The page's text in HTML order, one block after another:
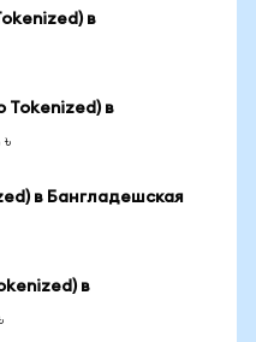
в
Tokenized) в
в Бангладешская
в